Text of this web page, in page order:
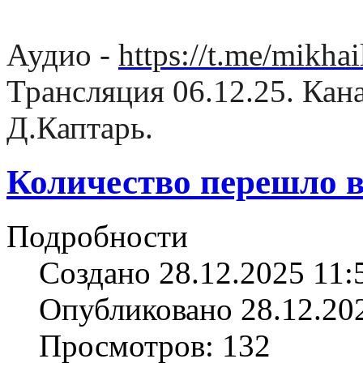
Аудио - https://t.me/
Трансляция 06.12.25.
Д.Каптарь.
Количество перешло
Подробности
Создано 28.12.2025
Опубликовано
Просмотров: 132